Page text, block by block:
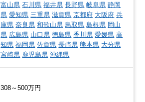
富山県 石川県 福井県 長野県 岐阜県 静岡
県 愛知県 三重県 滋賀県 京都府 大阪府 兵
庫県 奈良県 和歌山県 鳥取県 島根県 岡山
県 広島県 山口県 徳島県 香川県 愛媛県 高
知県 福岡県 佐賀県 長崎県 熊本県 大分県
宮崎県 鹿児島県 沖縄県
308～500万円